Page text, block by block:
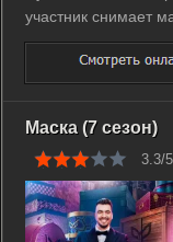
участник снимает
Маска (7 сезон)
3.3/